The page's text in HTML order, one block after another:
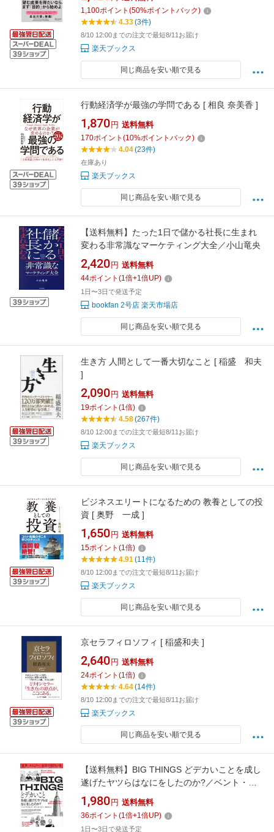
1,100ポイント (50%ポイントバック)
4.33(3件)
8/10 12:00までの注文で最短8/11お届け
楽天ブックス
同じ商品を安い順で見る
行動経済学が最強の学問である [ 相良 奈美香 ]
1,870 円 送料無料
170ポイント (10%ポイントバック)
4.04(23件)
在庫あり
楽天ブックス
同じ商品を安い順で見る
【送料無料】たった1日で儲かる社長に生まれ
変わる非常識なマーケティング大全／小山竜央
2,420 円 送料無料
44ポイント (1倍+1倍UP)
1日〜3日で発送予定
bookfan 2号店 楽天市場店
同じ商品を安い順で見る
生き方 人間として一番大切なこと [ 稲盛 和夫
]
2,090 円 送料無料
19ポイント (1倍)
4.58(267件)
8/10 12:00までの注文で最短8/11お届け
楽天ブックス
同じ商品を安い順で見る
ビジネスエリートになるための 教養としての投
資 [ 奥野 一成 ]
1,650 円 送料無料
15ポイント (1倍)
4.91(11件)
8/10 12:00までの注文で最短8/11お届け
楽天ブックス
同じ商品を安い順で見る
京セラフィロソフィ [ 稲盛和夫 ]
2,640 円 送料無料
24ポイント (1倍)
4.64(14件)
8/10 12:00までの注文で最短8/11お届け
楽天ブックス
同じ商品を安い順で見る
【送料無料】BIG THINGS どデカいことを成し
遂げたヤツらはなにをしたのか?／ベント・フ
リウビヤ／ダン・ガードナー／櫻井祐子
1,980 円 送料無料
36ポイント (1倍+1倍UP)
1日〜3日で発送予定